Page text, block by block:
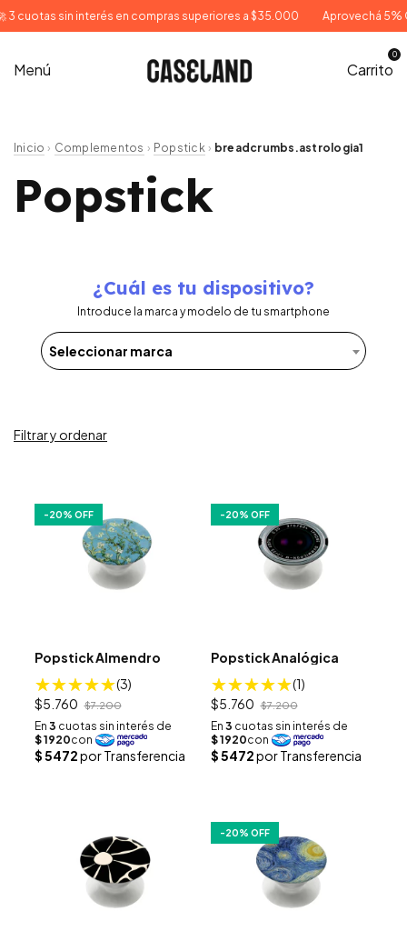
sin interés en compras superiores a $35.000 Aprovechá 5%
Menú Carrito
0
Inicio › Complementos › Popstick › breadcrumbs.astrologia1
Popstick
¿Cuál es tu dispositivo?
Introduce la marca y modelo de tu smartphone
Seleccionar marca
Filtrar y ordenar
-20% OFF
Popstick Almendro
(3)
$5.760 $7.200
-20% OFF
Popstick Analógica
(1)
$5.760 $7.200
-20% OFF